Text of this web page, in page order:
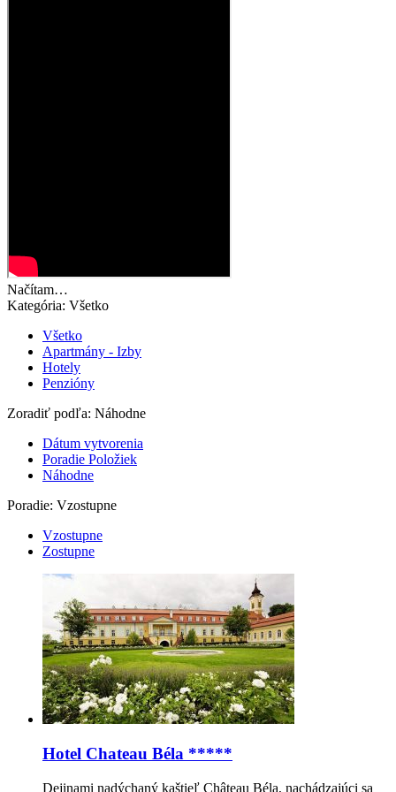
Načítam…
Kategória: Všetko
Všetko
Apartmány - Izby
Hotely
Penzióny
Zoradiť podľa: Náhodne
Dátum vytvorenia
Poradie Položiek
Náhodne
Poradie: Vzostupne
Vzostupne
Zostupne
Hotel Chateau Béla *****
Dejinami nadýchaný kaštieľ Château Béla, nachádzajúci sa